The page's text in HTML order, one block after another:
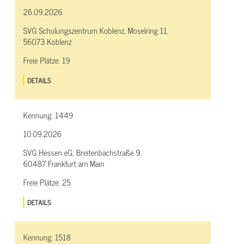
26.09.2026
SVG Schulungszentrum Koblenz, Moselring 11,
56073 Koblenz
Freie Plätze: 19
DETAILS
Kennung: 1449
10.09.2026
SVG Hessen eG, Breitenbachstraße 9,
60487 Frankfurt am Main
Freie Plätze:25
DETAILS
Kennung: 1518